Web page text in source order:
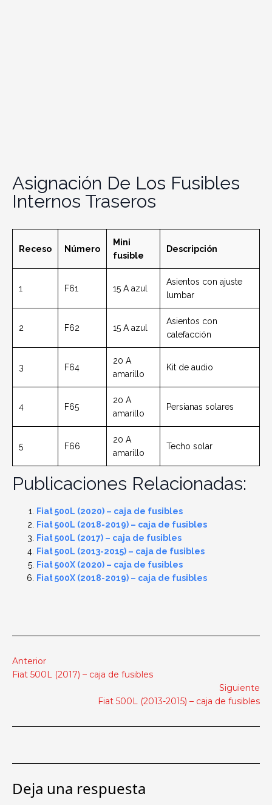
Asignación De Los Fusibles
Internos Traseros
Receso Número
Mini
fusible
Descripción
1 F61 15 A azul
Asientos con ajuste
lumbar
2 F62 15 A azul
Asientos con
calefacción
3 F64
20 A
amarillo
Kit de audio
4 F65
20 A
amarillo
Persianas solares
5 F66
20 A
amarillo
Techo solar
Publicaciones Relacionadas:
Fiat 500L (2020) – caja de fusibles
Fiat 500L (2018-2019) – caja de fusibles
Fiat 500L (2017) – caja de fusibles
Fiat 500L (2013-2015) – caja de fusibles
Fiat 500X (2020) – caja de fusibles
Fiat 500X (2018-2019) – caja de fusibles
Anterior
Fiat 500L (2017) – caja de fusibles
Siguiente
Fiat 500L (2013-2015) – caja de fusibles
Deja una respuesta